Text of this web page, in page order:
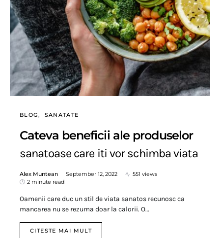
BLOG SANATATE
Cateva beneficii ale produselor
sanatoase care iti vor schimba viata
Alex Muntean September 12, 2022
551 views
2 minute read
Oamenii care duc un stil de viata sanatos recunosc ca
mancarea nu se rezuma doar la calorii. O…
CITESTE MAI MULT